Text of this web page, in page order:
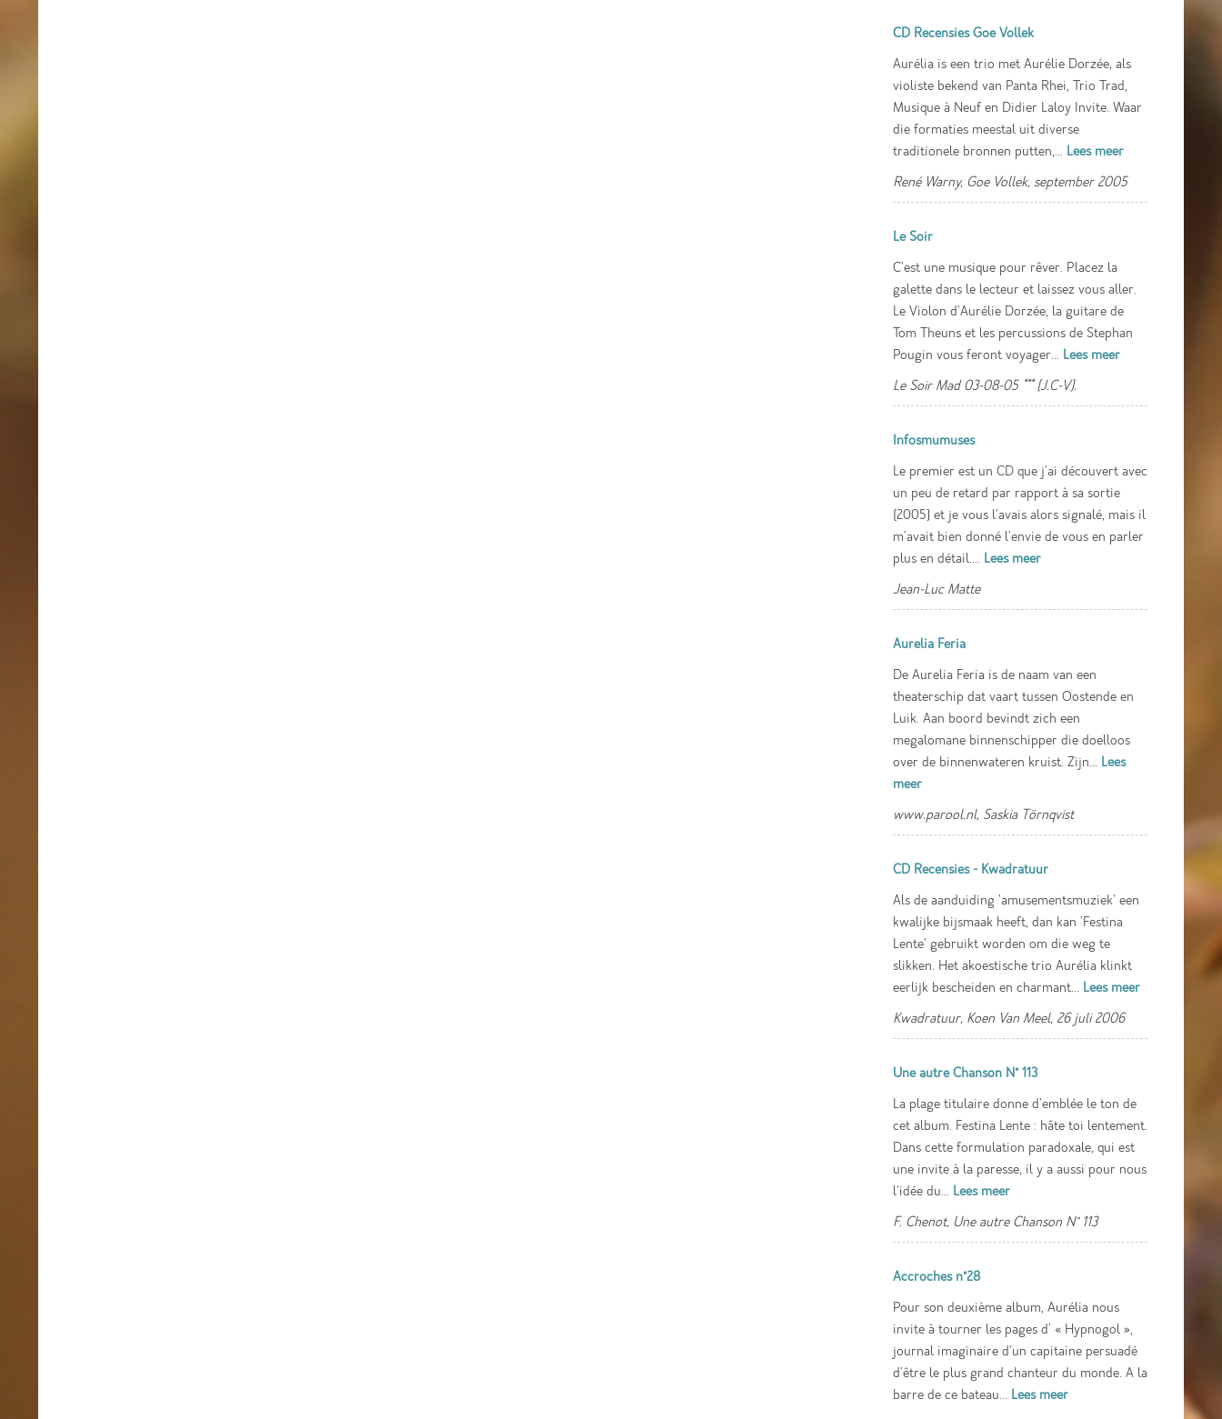
CD Recensies Goe Vollek
Aurélia is een trio met Aurélie Dorzée, als
violiste bekend van Panta Rhei, Trio Trad,
Musique à Neuf en Didier Laloy Invite. Waar
die formaties meestal uit diverse
traditionele bronnen putten,... Lees meer
René Warny, Goe Vollek, september 2005
Le Soir
C'est une musique pour rêver. Placez la
galette dans le lecteur et laissez vous aller.
Le Violon d'Aurélie Dorzée, la guitare de
Tom Theuns et les percussions de Stephan
Pougin vous feront voyager... Lees meer
Le Soir Mad 03-08-05 *** (J.C-V).
Infosmumuses
Le premier est un CD que j'ai découvert avec
un peu de retard par rapport à sa sortie
(2005) et je vous l'avais alors signalé, mais il
m'avait bien donné l'envie de vous en parler
plus en détail.... Lees meer
Jean-Luc Matte
Aurelia Feria
De Aurelia Feria is de naam van een
theaterschip dat vaart tussen Oostende en
Luik. Aan boord bevindt zich een
megalomane binnenschipper die doelloos
over de binnenwateren kruist. Zijn... Lees
meer
www.parool.nl, Saskia Törnqvist
CD Recensies - Kwadratuur
Als de aanduiding 'amusementsmuziek' een
kwalijke bijsmaak heeft, dan kan 'Festina
Lente' gebruikt worden om die weg te
slikken. Het akoestische trio Aurélia klinkt
eerlijk bescheiden en charmant... Lees meer
Kwadratuur, Koen Van Meel, 26 juli 2006
Une autre Chanson N° 113
La plage titulaire donne d'emblée le ton de
cet album. Festina Lente : hâte toi lentement.
Dans cette formulation paradoxale, qui est
une invite à la paresse, il y a aussi pour nous
l'idée du... Lees meer
F. Chenot, Une autre Chanson N° 113
Accroches n°28
Pour son deuxième album, Aurélia nous
invite à tourner les pages d' « Hypnogol »,
journal imaginaire d'un capitaine persuadé
d'être le plus grand chanteur du monde. A la
barre de ce bateau... Lees meer